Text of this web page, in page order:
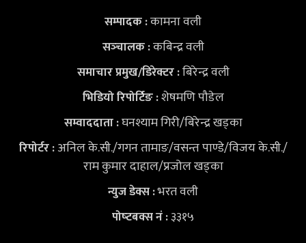
सम्पादक :कामना वली
सञ्‍चालक :कबिन्द्र वली
समाचार प्रमुख/डिरेक्टर :बिरेन्द्र वली
भिडियोरिपोर्टिङ :शेषमणि पौडेल
सम्वाददाता :घनश्याम गिरी/बिरेन्द्र खड्का
रिपोर्टर :अनिल के.सी./गगन तामाङ/वसन्त पाण्डे/विजय के.सी./
राम कुमार दाहाल/प्रजोल खड्का
न्युज डेक्स:भरत वली
पोष्‍टबक्स नं :३३१५